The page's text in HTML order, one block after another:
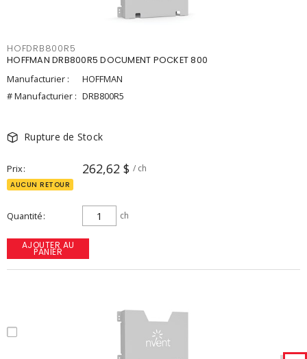
HOFDRB800R5
HOFFMAN DRB800R5 DOCUMENT POCKET 800
Manufacturier :
HOFFMAN
# Manufacturier : DRB800R5
Rupture de Stock
Prix 262,62 $ / ch
AUCUN RETOUR
Quantité ch
AJOUTER AU
PANIER